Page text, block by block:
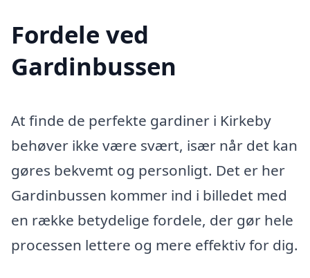
Fordele ved
Gardinbussen
At finde de perfekte gardiner i Kirkeby
behøver ikke være svært, især når det kan
gøres bekvemt og personligt. Det er her
Gardinbussen kommer ind i billedet med
en række betydelige fordele, der gør hele
processen lettere og mere effektiv for dig.